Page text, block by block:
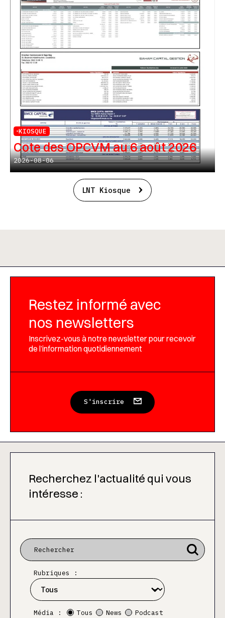
KIOSQUE
Cote des OPCVM au 6 août 2026
2026-08-06
LNT Kiosque
Restez informé avec
nos newsletters
Inscrivez-vous à notre newsletter pour recevoir
de l’information quotidiennement
S'inscrire
Recherchez l'actualité qui vous
intéresse :
Rubriques :
Média : Tous News
Podcast